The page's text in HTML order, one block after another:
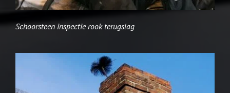
Schoorsteen inspectie rook terugslag